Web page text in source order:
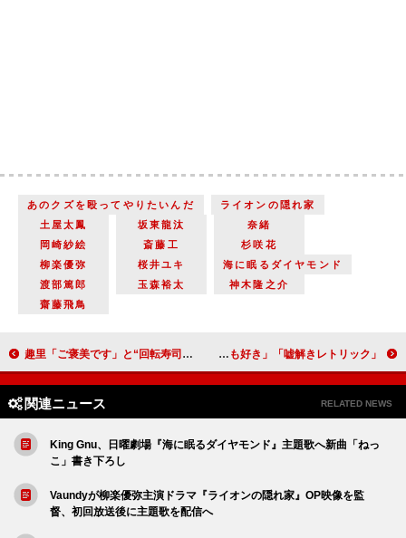
あのクズを殴ってやりたいんだ
ライオンの隠れ家
土屋太鳳
坂東龍汰
奈緒
岡崎紗絵
斎藤工
杉咲花
柳楽優弥
桜井ユキ
海に眠るダイヤモンド
渡部篤郎
玉森裕太
神木隆之介
齋藤飛鳥
趣里「ご褒美です」と“回転寿司チェーン”愛を告白 ジェシー「僕はボケモン。1人でも笑ってくれれば」 「嘘解きレトリック」「楽しめた。セットも衣装も好き」「鈴鹿央士くんが素晴らしくいい！」
関連ニュース RELATED NEWS
King Gnu、日曜劇場『海に眠るダイヤモンド』主題歌へ新曲「ねっ
こ」書き下ろし
Vaundyが柳楽優弥主演ドラマ『ライオンの隠れ家』OP映像を監
督、初回放送後に主題歌を配信へ